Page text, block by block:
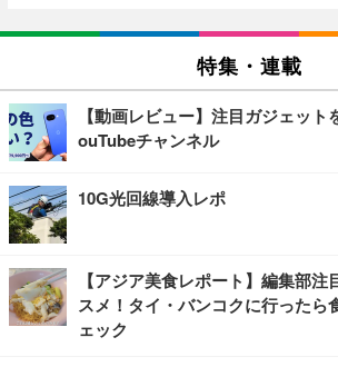
特集・連載
【動画レビュー】注目ガジェッ
ouTubeチャンネル
10G光回線導入レポ
【アジア美食レポート】編集部
スメ！タイ・バンコクに行ったら
ェック